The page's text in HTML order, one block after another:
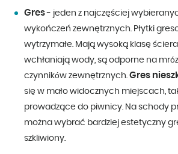
Gres- jeden z najczęściej
wykończeń zewnętrznych. Płytki
wytrzymałe. Mają wysoką klasę
wchłaniają wody, są odporne na mróz
czynników zewnętrznych. Gres
się w mało widocznych miejscach,
prowadzące do piwnicy. Na schody
można wybrać bardziej estetyczny
szkliwiony.